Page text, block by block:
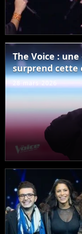
The Voice :
surprend cette
28 mars 2026